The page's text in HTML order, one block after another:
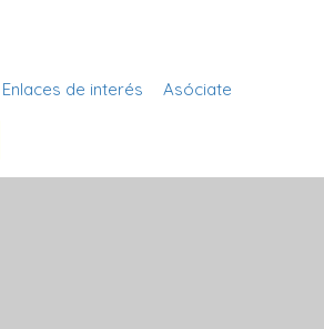
Enlaces de interés Asóciate